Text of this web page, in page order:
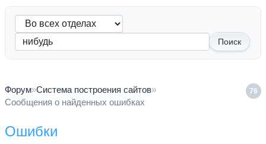
Поиск
76
Форум»Система построения сайтов»
Сообщения о найденных ошибках
Ошибки